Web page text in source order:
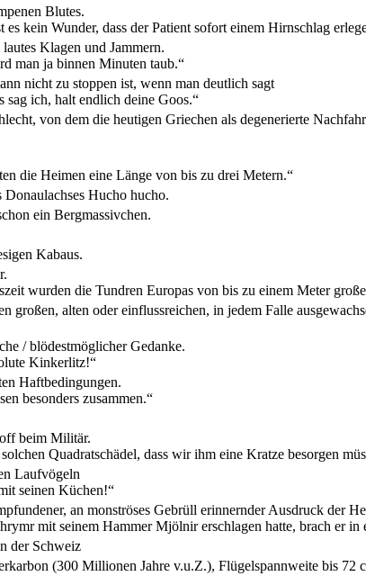
Blutes.
es kein Wunder, dass der Patient sofort einem Hirnschlag
Klagen und Jammern.
man ja binnen Minuten taub.“
nicht zu stoppen ist, wenn man deutlich sagt
sag ich, halt endlich deine Goos.“
von dem die heutigen Griechen als degenerierte
die Heimen eine Länge von bis zu drei Metern.“
Donaulachses Hucho hucho.
ein Bergmassivchen.
Kabaus.
wurden die Tundren Europas von bis zu einem Meter
großen, alten oder einflussreichen, in jedem Falle
/ blödestmöglicher Gedanke.
Kinkerlitz!“
Haftbedingungen.
besonders zusammen.“
beim Militär.
Quadratschädel, dass wir ihm eine Kratze besorgen
Laufvögeln
seinen Küchen!“
an monströses Gebrüll erinnernder Ausdruck der
mit seinem Hammer Mjölnir erschlagen hatte, brach er in
der Schweiz
(300 Millionen Jahre v.u.Z.), Flügelspannweite bis 72